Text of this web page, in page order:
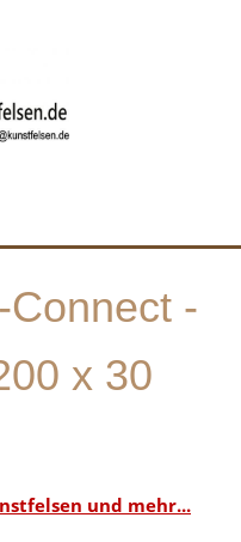
-
x 30
und mehr...